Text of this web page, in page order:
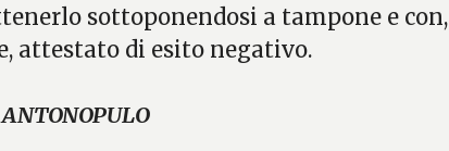
sottoponendosi a tampone e con,
attestato di esito negativo.
ANTONOPULO